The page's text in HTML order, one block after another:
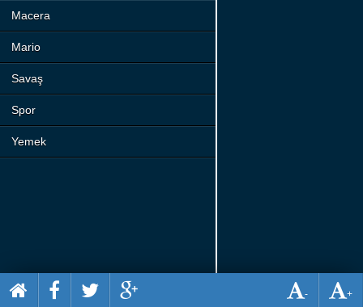
Macera
Mario
Savaş
Spor
Yemek
+
-